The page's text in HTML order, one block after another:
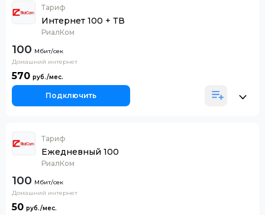
Тариф
Интернет 100 + ТВ
РиалКом
100
Домашний интернет
570
Подключить
Тариф
Ежедневный 100
РиалКом
100
Домашний интернет
50